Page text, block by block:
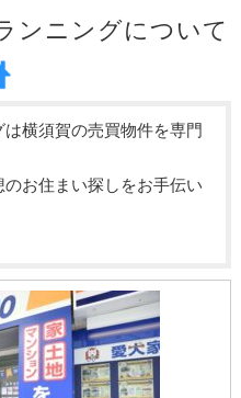
ンニングについて
横須賀の売買物件を専門
お住まい探しをお手伝い